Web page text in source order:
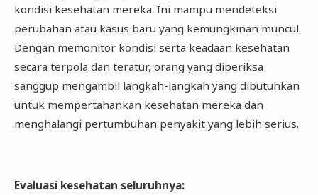
kondisi kesehatan mereka. Ini mampu mendeteksi
perubahan atau kasus baru yang kemungkinan muncul.
Dengan memonitor kondisi serta keadaan kesehatan
secara terpola dan teratur, orang yang diperiksa
sanggup mengambil langkah-langkah yang dibutuhkan
untuk mempertahankan kesehatan mereka dan
menghalangi pertumbuhan penyakit yang lebih serius.
Evaluasi kesehatan seluruhnya: